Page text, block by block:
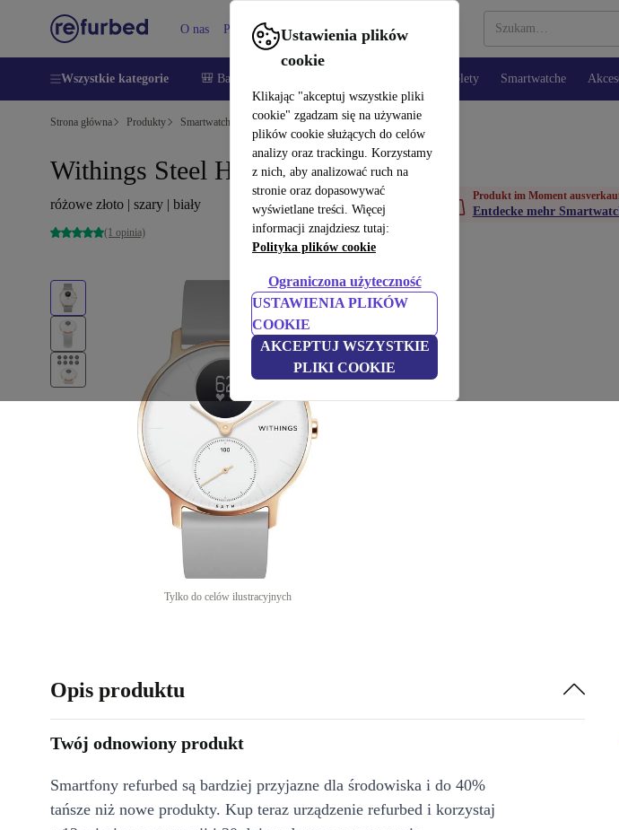
Ustawienia plików
cookie
Klikając "akceptuj wszystkie pliki
cookie" zgadzam się na używanie
plików cookie służących do celów
analizy oraz trackingu. Korzystamy
z nich, aby analizować ruch na
stronie oraz dopasowywać
wyświetlane treści. Więcej
informacji znajdziesz tutaj:
Polityka plików cookie
Ograniczona użyteczność
USTAWIENIA PLIKÓW
COOKIE
AKCEPTUJ WSZYSTKIE
PLIKI COOKIE
O nas Pomoc
Wszystkie kategorie 🎒 Back to school Tablety Smartwatche
Strona główna Produkty Smartwatche
Withings Steel HR 36 mm
różowe złoto | szary | biały
(1 opinia)
Tylko do celów ilustracyjnych
Produkt im Moment
Entdecke mehr
Opis produktu
Twój odnowiony produkt
Smartfony refurbed są bardziej przyjazne dla środowiska i do 40%
tańsze niż nowe produkty. Kup teraz urządzenie refurbed i korzystaj